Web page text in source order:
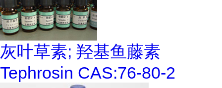
灰叶草素; 羟基鱼藤素
Tephrosin CAS:76-80-2